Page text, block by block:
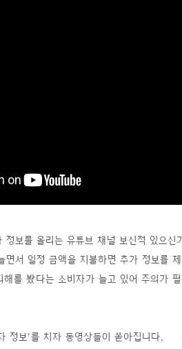
정보를 올리는 유튜브 채널 보신적 있으신
면서 일정 금액을 지불하면 추가 정보를
해를 봤다는 소비자가 늘고 있어 주의가
정보'를 치자 동영상들이 쏟아집니다.